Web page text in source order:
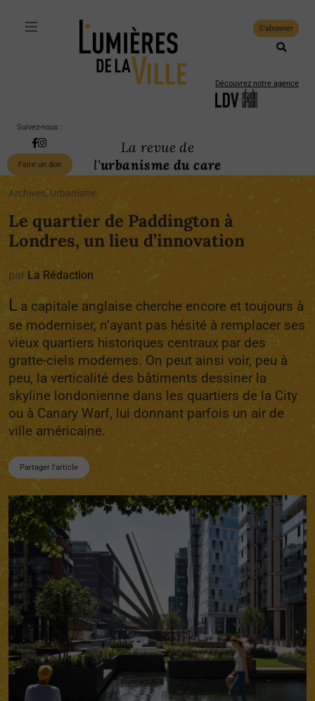
S'abonner
Découvrez notre agence
Suivez-nous :
Faire un don
La revue de
l'urbanisme du care
Archives, Urbanisme
Le quartier de Paddington à
Londres, un lieu d’innovation
par La Rédaction
L a capitale anglaise cherche encore et toujours à
se moderniser, n’ayant pas hésité à remplacer ses
vieux quartiers historiques centraux par des
gratte-ciels modernes. On peut ainsi voir, peu à
peu, la verticalité des bâtiments dessiner la
skyline londonienne dans les quartiers de la City
ou à Canary Warf, lui donnant parfois un air de
ville américaine.
Partager l'article